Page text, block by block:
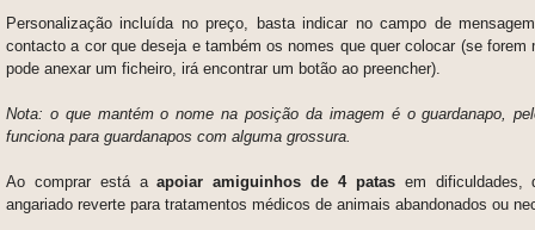
Personalização incluída no preço, basta indicar no campo de
contacto a cor que deseja e também os nomes que quer colocar (se forem
pode anexar um ficheiro, irá encontrar um botão ao preencher).
Nota: o que mantém o nome na posição da imagem é o guardanapo,
funciona para guardanapos com alguma grossura.
Ao comprar está aapoiar amiguinhos de 4 patas em dificuldades,
angariado reverte para tratamentos médicos de animais abandonados ou